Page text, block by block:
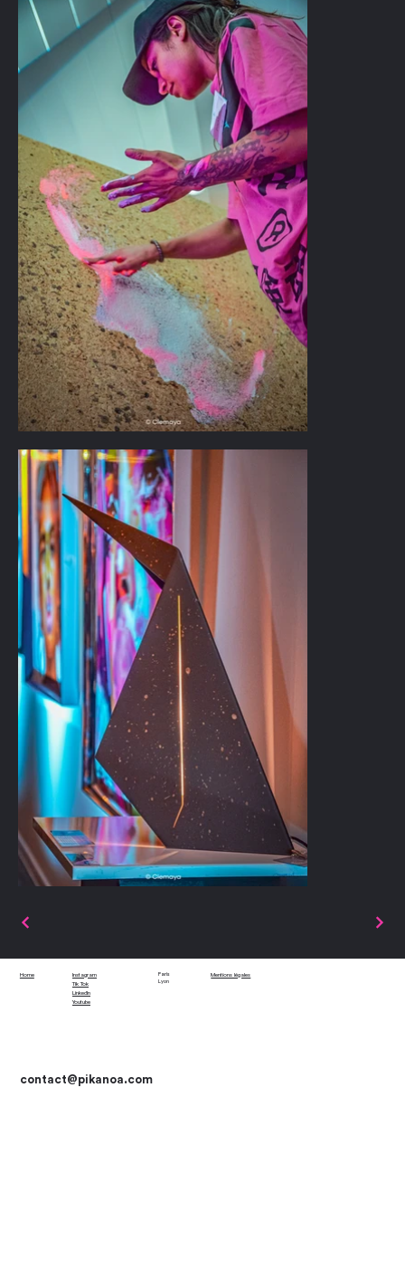
Home
Instagram
Tik Tok
LinkedIn
Youtube
Mentions légales
Paris
Lyon
contact@pikanoa.com